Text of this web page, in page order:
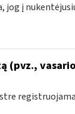
į
(pvz.,